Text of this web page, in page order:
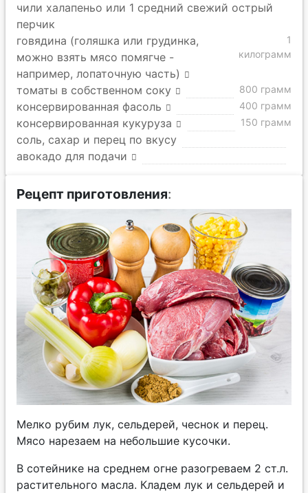
чили халапеньо или 1 средний свежий острый
перчик
говядина (голяшка или грудинка,
можно взять мясо помягче -
например, лопаточную часть)
1
килограмм
томаты в собственном соку 800 грамм
консервированная фасоль 400 грамм
консервированная кукуруза 150 грамм
соль, сахар и перец по вкусу
авокадо для подачи
Рецепт приготовления:
Мелко рубим лук, сельдерей, чеснок и перец.
Мясо нарезаем на небольшие кусочки.
В сотейнике на среднем огне разогреваем 2 ст.л.
растительного масла. Кладем лук и сельдерей и